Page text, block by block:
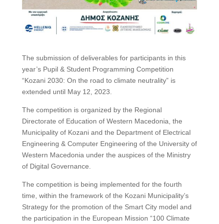
The submission of deliverables for participants in this
year’s Pupil & Student Programming Competition
“Kozani 2030: On the road to climate neutrality” is
extended until May 12, 2023.
The competition is organized by the Regional
Directorate of Education of Western Macedonia, the
Municipality of Kozani and the Department of Electrical
Engineering & Computer Engineering of the University of
Western Macedonia under the auspices of the Ministry
of Digital Governance.
The competition is being implemented for the fourth
time, within the framework of the Kozani Municipality’s
Strategy for the promotion of the Smart City model and
the participation in the European Mission “100 Climate